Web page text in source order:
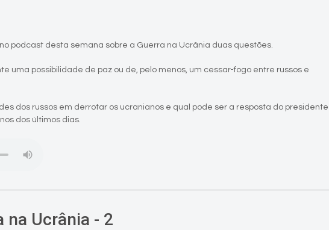
podcast desta semana sobre a Guerra na Ucrânia duas questões.
uma possibilidade de paz ou de, pelo menos, um cessar-fogo entre russos e
dos russos em derrotar os ucranianos e qual pode ser a resposta do presidente
dos últimos dias.
na Ucrânia - 2